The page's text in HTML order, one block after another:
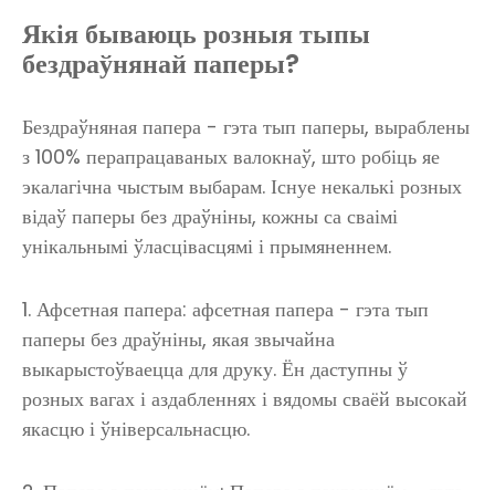
Якія бываюць розныя тыпы
бездраўнянай паперы?
Бездраўняная папера - гэта тып паперы, выраблены
з 100% перапрацаваных валокнаў, што робіць яе
экалагічна чыстым выбарам. Існуе некалькі розных
відаў паперы без драўніны, кожны са сваімі
унікальнымі ўласцівасцямі і прымяненнем.
1. Афсетная папера: афсетная папера - гэта тып
паперы без драўніны, якая звычайна
выкарыстоўваецца для друку. Ён даступны ў
розных вагах і аздабленнях і вядомы сваёй высокай
якасцю і ўніверсальнасцю.